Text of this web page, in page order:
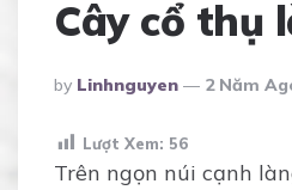
Cây cổ thụ
Posted
By
By Linhnguyen 2 Năm
Lượt Xem: 56
Trên ngọn núi cạnh